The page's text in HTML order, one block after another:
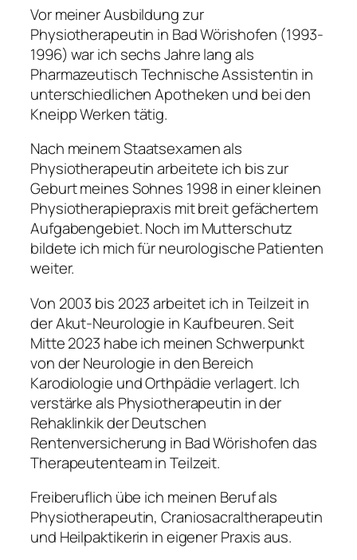
Vor meiner Ausbildung zur
Physiotherapeutin in Bad Wörishofen (1993-
1996) war ich sechs Jahre lang als
Pharmazeutisch Technische Assistentin in
unterschiedlichen Apotheken und bei den
Kneipp Werken tätig.
Nach meinem Staatsexamen als
Physiotherapeutin arbeitete ich bis zur
Geburt meines Sohnes 1998 in einer kleinen
Physiotherapiepraxis mit breit gefächertem
Aufgabengebiet. Noch im Mutterschutz
bildete ich mich für neurologische Patienten
weiter.
Von 2003 bis 2023 arbeitet ich in Teilzeit in
der Akut-Neurologie in Kaufbeuren. Seit
Mitte 2023 habe ich meinen Schwerpunkt
von der Neurologie in den Bereich
Karodiologie und Orthpädie verlagert. Ich
verstärke als Physiotherapeutin in der
Rehaklinkik der Deutschen
Rentenversicherung in Bad Wörishofen das
Therapeutenteam in Teilzeit.
Freiberuflich übe ich meinen Beruf als
Physiotherapeutin, Craniosacraltherapeutin
und Heilpaktikerin in eigener Praxis aus.